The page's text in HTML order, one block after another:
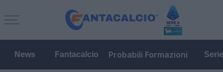
News Fantacalcio Probabili Formazioni